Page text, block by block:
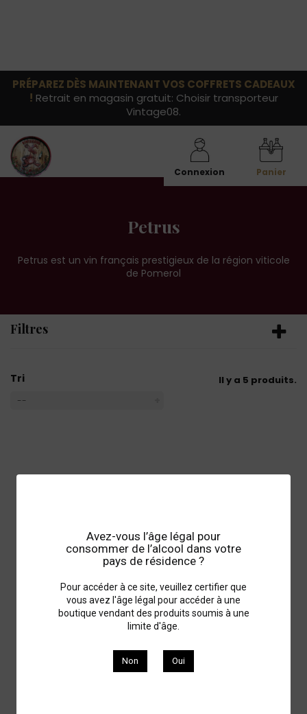
Avez-vous l’âge légal pour
consommer de l’alcool dans votre
pays de résidence ?
Pour accéder à ce site, veuillez certifier que
vous avez l'âge légal pour accéder à une
boutique vendant des produits soumis à une
limite d'âge.
Non Oui
PRÉPAREZ DÈS MAINTENANT VOS COFFRETS CADEAUX
! Retrait en magasin gratuit: Choisir transporteur
Vintage08.
Connexion Panier
Petrus
Petrus est un vin français prestigieux de la région viticole
de Pomerol
Filtres
Tri
--
Il y a 5 produits.